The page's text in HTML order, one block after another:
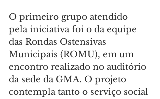
O primeiro grupo atendido
pela iniciativa foi o da equipe
das Rondas Ostensivas
Municipais (ROMU), em um
encontro realizado no auditório
da sede da GMA. O projeto
contempla tanto o serviço social